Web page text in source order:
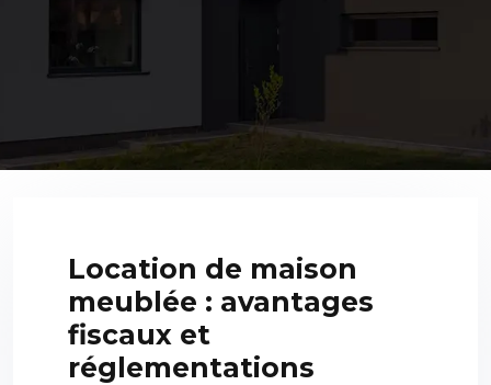
Location de maison
meublée : avantages
fiscaux et
réglementations